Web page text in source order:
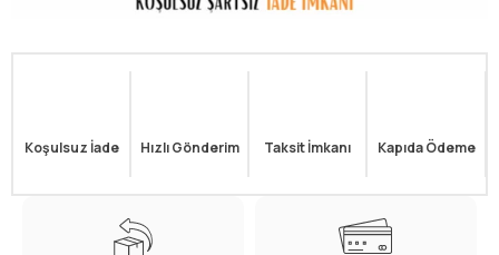
Koşulsuz İade Hızlı Gönderim Taksit İmkanı Kapıda Ödeme